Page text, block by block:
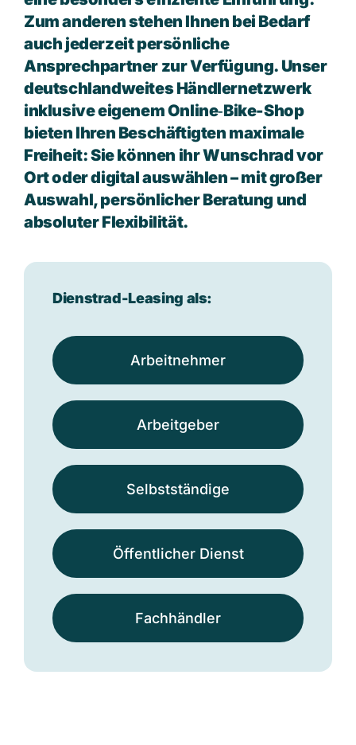
Zum anderen stehen Ihnen bei Bedarf
auch jederzeit persönliche
Ansprechpartner zur Verfügung. Unser
deutschlandweites Händlernetzwerk
inklusive eigenem Online‑Bike-Shop
bieten Ihren Beschäftigten maximale
Freiheit: Sie können ihr Wunschrad vor
Ort oder digital auswählen – mit großer
Auswahl, persönlicher Beratung und
absoluter Flexibilität.
Dienstrad-Leasing als:
Arbeit­nehmer
Arbeit­geber
Selbst­ständige
Öffentlicher Dienst
Fach­händler